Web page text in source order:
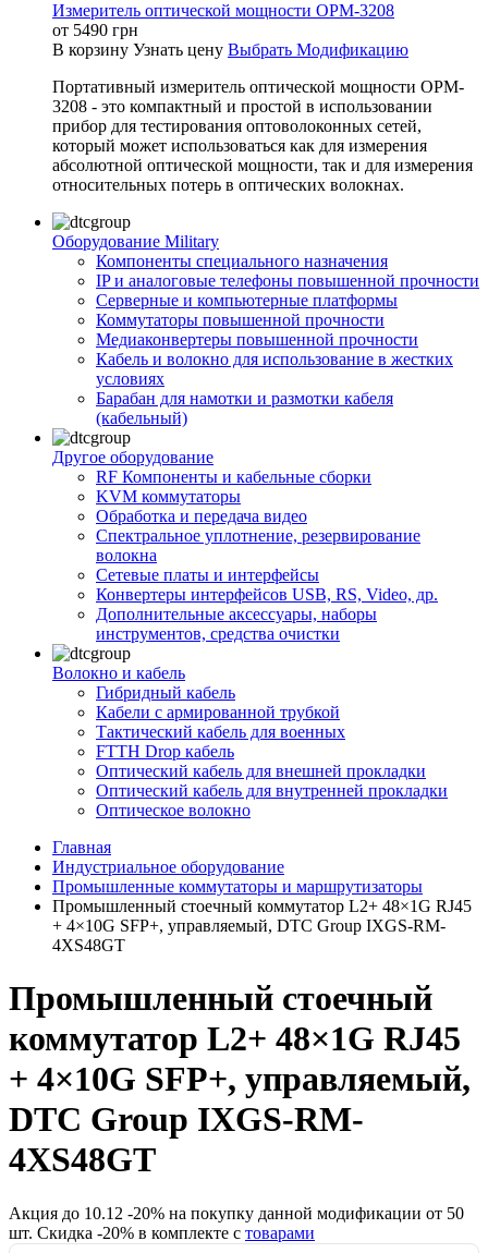
Измеритель оптической мощности OPM-3208
от 5490 грн
В корзину Узнать цену Выбрать Модификацию
Портативный измеритель оптической мощности OPM-
3208 - это компактный и простой в использовании
прибор для тестирования оптоволоконных сетей,
который может использоваться как для измерения
абсолютной оптической мощности, так и для измерения
относительных потерь в оптических волокнах.
Оборудование Military
Компоненты специального назначения
IP и аналоговые телефоны повышенной прочности
Серверные и компьютерные платформы
Коммутаторы повышенной прочности
Медиаконвертеры повышенной прочности
Кабель и волокно для использование в жестких
условиях
Барабан для намотки и размотки кабеля
(кабельный)
Другое оборудование
RF Компоненты и кабельные сборки
KVM коммутаторы
Обработка и передача видео
Спектральное уплотнение, резервирование
волокна
Сетевые платы и интерфейсы
Конвертеры интерфейсов USB, RS, Video, др.
Дополнительные аксессуары, наборы
инструментов, средства очистки
Волокно и кабель
Гибридный кабель
Кабели с армированной трубкой
Тактический кабель для военных
FTTH Drop кабель
Оптический кабель для внешней прокладки
Оптический кабель для внутренней прокладки
Оптическое волокно
Главная
Индустриальное оборудование
Промышленные коммутаторы и маршрутизаторы
Промышленный стоечный коммутатор L2+ 48×1G RJ45
+ 4×10G SFP+, управляемый, DTC Group IXGS-RM-
4XS48GT
Промышленный стоечный
коммутатор L2+ 48×1G RJ45
+ 4×10G SFP+, управляемый,
DTC Group IXGS-RM-
4XS48GT
Акция до 10.12 -20% на покупку данной модификации от 50
шт. Скидка -20% в комплекте с товарами